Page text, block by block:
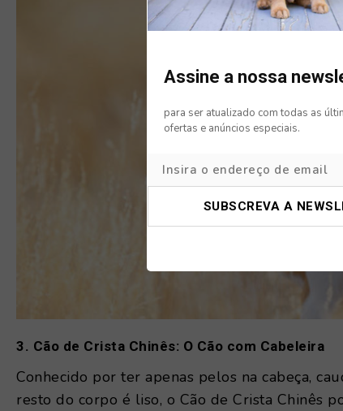
3. Cão de Crista Chinês: O Cão com Cabeleira
Conhecido por ter apenas pelos na cabeça,
resto do corpo é liso, o Cão de Crista Chinês
Assine a nossa
para ser atualizado com todas as
ofertas e anúncios especiais.